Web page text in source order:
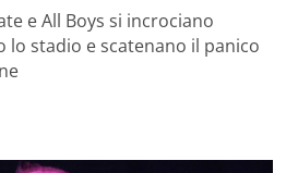
e All Boys si incrociano
stadio e scatenano il panico